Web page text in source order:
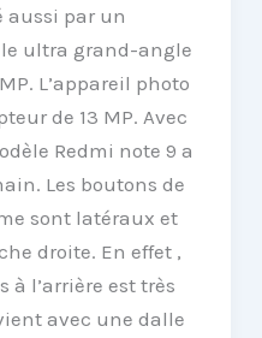
aussi par un
ultra grand-angle
L’appareil photo
de 13 MP. Avec
Redmi note 9 a
Les boutons de
sont latéraux et
droite. En effet ,
à l’arrière est très
avec une dalle